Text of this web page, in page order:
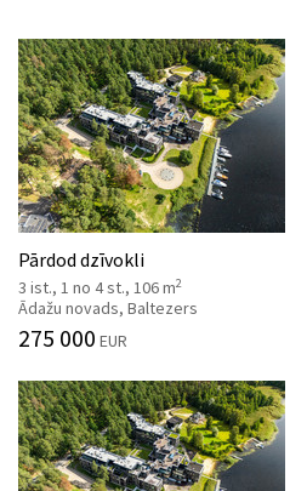
Pārdod dzīvokli
3 ist., 1 no 4 st., 106 m2
Ādažu novads, Baltezers
275 000 EUR